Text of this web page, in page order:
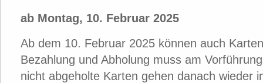
ab Montag, 10. Februar 2025
Ab dem 10. Februar 2025 können auch
Bezahlung und Abholung muss am
nicht abgeholte Karten gehen danach wieder